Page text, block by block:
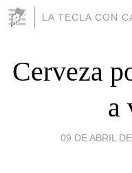
LA TECLA CON
Cerveza
a
09 DE ABRIL